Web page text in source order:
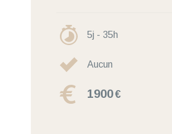
5j - 35h
Aucun
1900€